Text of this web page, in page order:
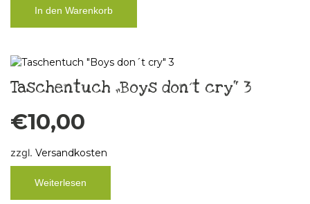
In den Warenkorb
Taschentuch „Boys don´t cry“ 3
€10,00
zzgl. Versandkosten
Weiterlesen